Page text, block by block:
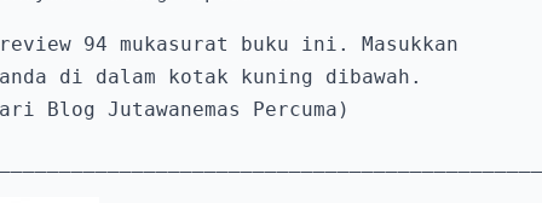
94 mukasurat buku ini. Masukkan
di dalam kotak kuning dibawah.
Blog Jutawanemas Percuma)